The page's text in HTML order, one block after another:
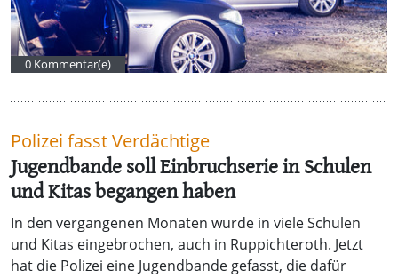
0 Kommentar(e)
Polizei fasst Verdächtige
Jugendbande soll Einbruchserie in Schulen
und Kitas begangen haben
In den vergangenen Monaten wurde in viele Schulen
und Kitas eingebrochen, auch in Ruppichteroth. Jetzt
hat die Polizei eine Jugendbande gefasst, die dafür